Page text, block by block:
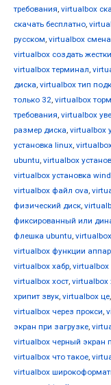
требования, virtualbox
скачать бесплатно,
русском, virtualbox
virtualbox создать
virtualbox терминал,
диска, virtualbox тип
только 32, virtualbox
требования, virtualbox
размер диска, virtualbox
установка linux,
ubuntu, virtualbox
virtualbox установка
virtualbox файл ova,
физический диск,
фиксированный или
флешка ubuntu,
virtualbox функции
virtualbox хабр, virtualbox
virtualbox хост, virtualbox
хрипит звук, virtualbox це,
virtualbox через прокси,
экран при загрузке,
virtualbox черный экран
virtualbox что такое,
virtualbox